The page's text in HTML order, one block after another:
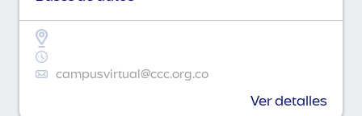
campusvirtual@ccc.org.co
Ver detalles